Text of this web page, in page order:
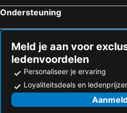
Ondersteuning
Meld je aan voor
ledenvoordelen
Personaliseer je ervaring
Loyaliteitsdeals en